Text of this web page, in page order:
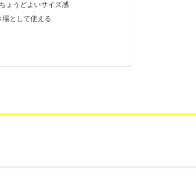
ょうどよいサイズ感
として使える